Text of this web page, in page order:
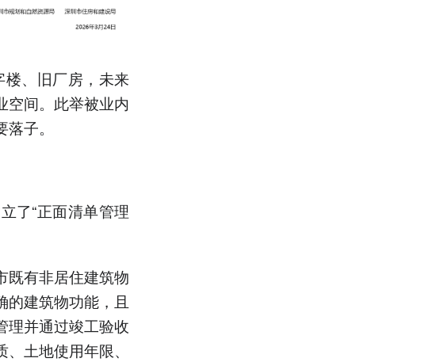
楼、旧厂房，未来
空间。此举被业内
子。
了“正面清单管理
既有非居住建筑物
建筑物功能，且
理并通过竣工验收
土地使用年限、